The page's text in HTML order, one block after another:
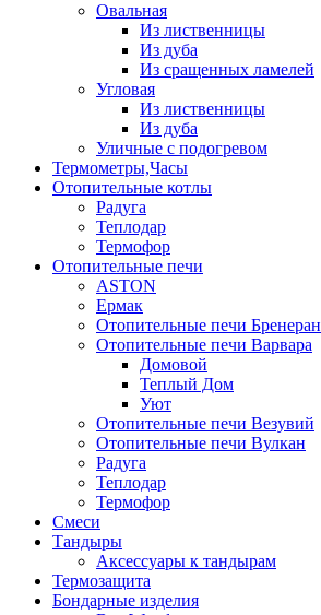
Овальная
Из лиственницы
Из дуба
Из сращенных ламелей
Угловая
Из лиственницы
Из дуба
Уличные с подогревом
Термометры,Часы
Отопительные котлы
Радуга
Теплодар
Термофор
Отопительные печи
ASTON
Ермак
Отопительные печи Бренеран
Отопительные печи Варвара
Домовой
Теплый Дом
Уют
Отопительные печи Везувий
Отопительные печи Вулкан
Радуга
Теплодар
Термофор
Смеси
Тандыры
Аксессуары к тандырам
Термозащита
Бондарные изделия